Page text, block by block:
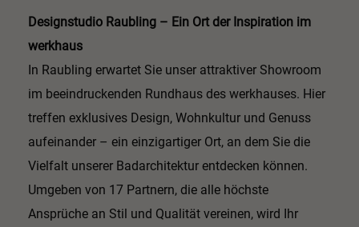
Designstudio Raubling – Ein Ort der Inspiration im
werkhaus
In Raubling erwartet Sie unser attraktiver Showroom
im beeindruckenden Rundhaus des werkhauses. Hier
treffen exklusives Design, Wohnkultur und Genuss
aufeinander – ein einzigartiger Ort, an dem Sie die
Vielfalt unserer Badarchitektur entdecken können.
Umgeben von 17 Partnern, die alle höchste
Ansprüche an Stil und Qualität vereinen, wird Ihr